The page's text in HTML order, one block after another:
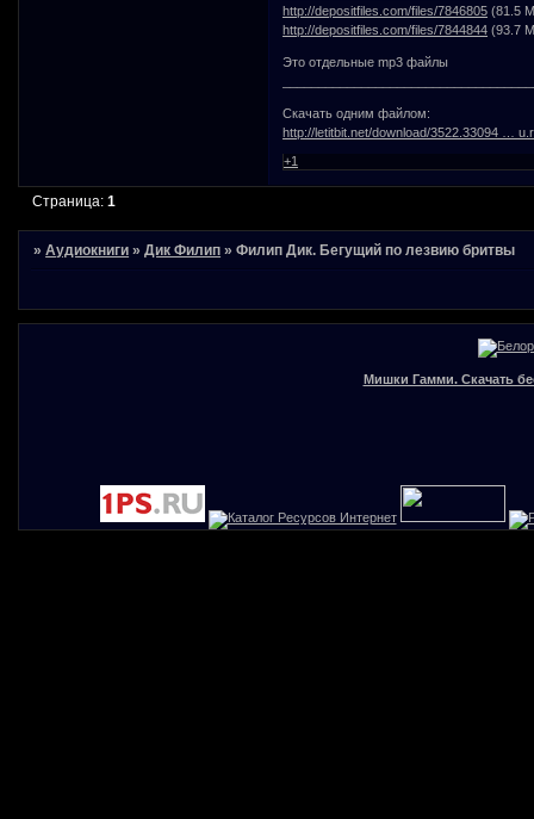
http://depositfiles.com/files/7846805 (81.5
http://depositfiles.com/files/7844844 (93.7
Это отдельные mp3 файлы
Скачать одним файлом:
http://letitbit.net/download/3522.33094 …
+1
Страница:1
»Аудиокниги »Дик Филип »Филип Дик. Бегущий по лезвию бритвы
Мишки Гамми. Скачать